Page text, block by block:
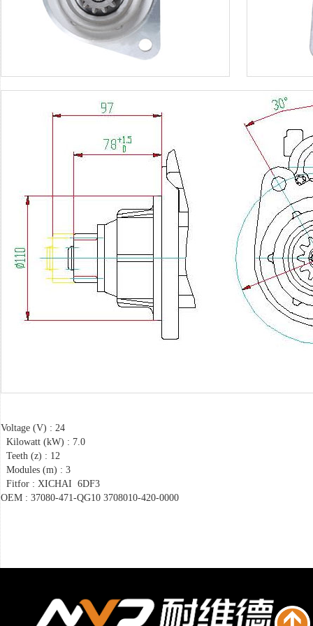
Voltage (V) : 24
Kilowatt (kW) : 7.0
Teeth (z) : 12
Modules (m) : 3
Fitfor : XICHAI 6DF3
OEM : 37080-471-QG10 3708010-420-0000